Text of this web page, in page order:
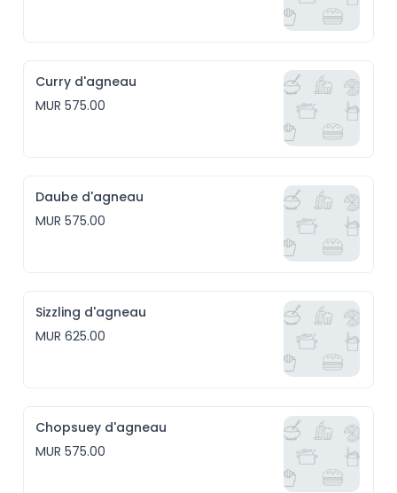
Curry d'agneau
MUR 575.00
Daube d'agneau
MUR 575.00
Sizzling d'agneau
MUR 625.00
Chopsuey d'agneau
MUR 575.00